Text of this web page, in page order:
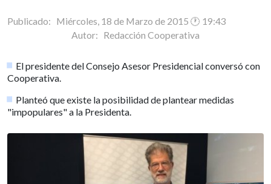
Publicado: Miércoles, 18 de Marzo de 2015 🕐 19:43
Autor: Redacción Cooperativa
El presidente del Consejo Asesor Presidencial conversó con
Cooperativa.
Planteó que existe la posibilidad de plantear medidas
"impopulares" a la Presidenta.